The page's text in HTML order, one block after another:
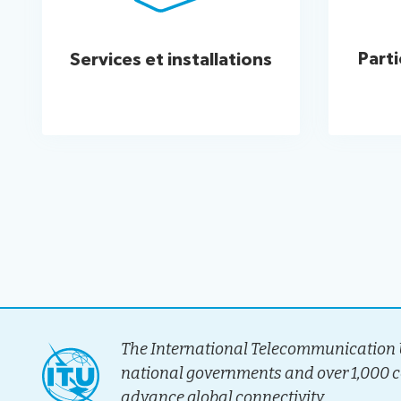
Services et installations
The International Telecommunication
national governments and over 1,000